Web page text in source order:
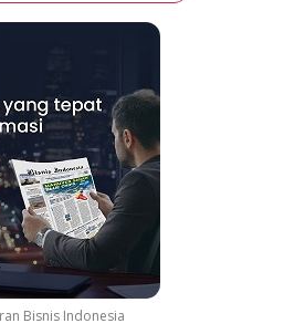
Bisnis Indonesia